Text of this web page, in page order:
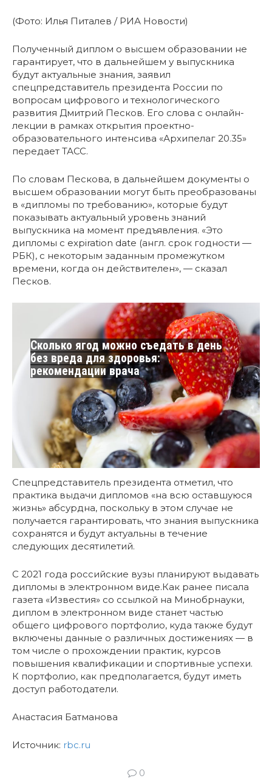
(Фото: Илья Питалев / РИА Новости)
Полученный диплом о высшем образовании не
гарантирует, что в дальнейшем у выпускника
будут актуальные знания, заявил
спецпредставитель президента России по
вопросам цифрового и технологического
развития Дмитрий Песков. Его слова с онлайн-
лекции в рамках открытия проектно-
образовательного интенсива «Архипелаг 20.35»
передает ТАСС.
По словам Пескова, в дальнейшем документы о
высшем образовании могут быть преобразованы
в «дипломы по требованию», которые будут
показывать актуальный уровень знаний
выпускника на момент предъявления. «Это
дипломы с expiration date (англ. срок годности —
РБК), с некоторым заданным промежутком
времени, когда он действителен», — сказал
Песков.
Сколько ягод можно съедать в день
без вреда для здоровья:
рекомендации врача
Спецпредставитель президента отметил, что
практика выдачи дипломов «на всю оставшуюся
жизнь» абсурдна, поскольку в этом случае не
получается гарантировать, что знания выпускника
сохранятся и будут актуальны в течение
следующих десятилетий.
С 2021 года российские вузы планируют выдавать
дипломы в электронном виде.Как ранее писала
газета «Известия» со ссылкой на Минобрнауки,
диплом в электронном виде станет частью
общего цифрового портфолио, куда также будут
включены данные о различных достижениях — в
том числе о прохождении практик, курсов
повышения квалификации и спортивные успехи.
К портфолио, как предполагается, будут иметь
доступ работодатели.
Анастасия Батманова
Источник: rbc.ru
0